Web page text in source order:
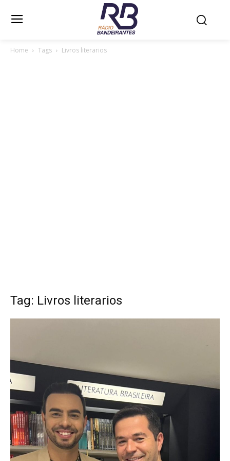
Home Tags Livros literarios
Tag: Livros literarios